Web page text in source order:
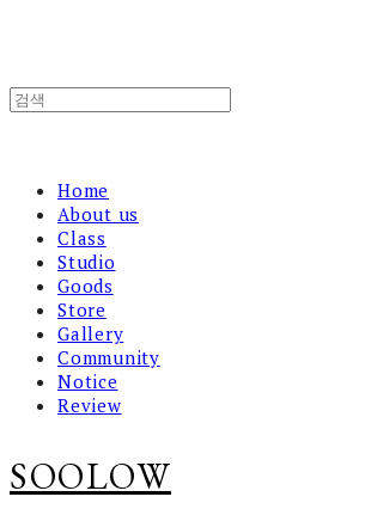
Home
About us
Class
Studio
Goods
Store
Gallery
Community
Notice
Review
SOOLOW